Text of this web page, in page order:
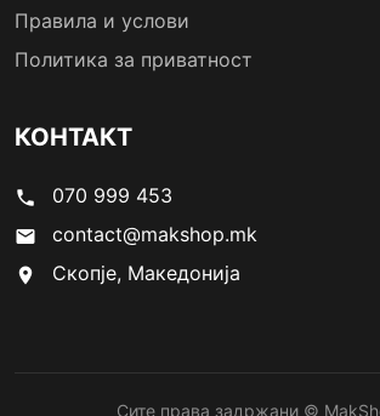
Правила и услови
Политика за приватност
КОНТАКТ
phone 070 999 453
email contact@makshop.mk
location_on Скопје, Македонија
Сите права задржани ©